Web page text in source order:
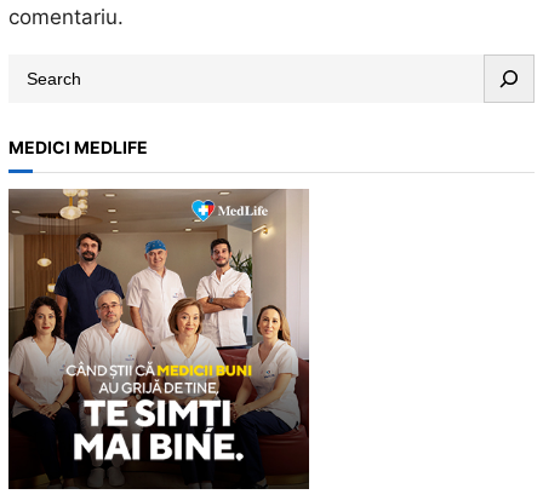
comentariu.
a
r
c
h
MEDICI MEDLIFE